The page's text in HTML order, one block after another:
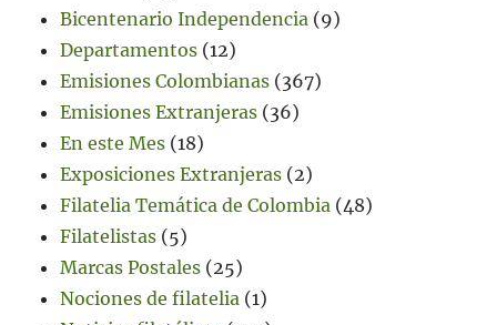
Bicentenario Independencia (9)
Departamentos (12)
Emisiones Colombianas (367)
Emisiones Extranjeras (36)
En este Mes (18)
Exposiciones Extranjeras (2)
Filatelia Temática de Colombia (48)
Filatelistas (5)
Marcas Postales (25)
Nociones de filatelia (1)